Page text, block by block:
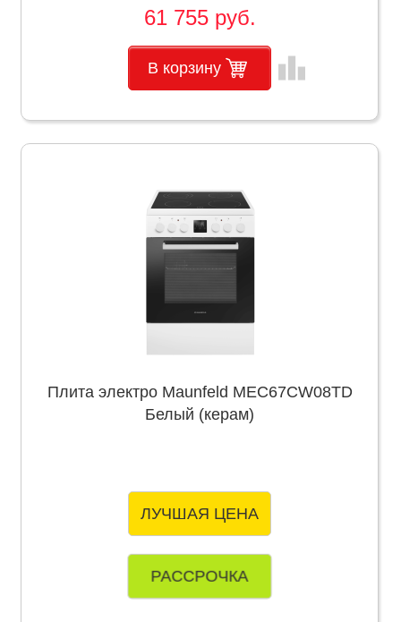
61 755 руб.
В корзину leaderboard
Плита электро Maunfeld MEC67CW08TD
Белый (керам)
ЛУЧШАЯ ЦЕНА
РАССРОЧКА